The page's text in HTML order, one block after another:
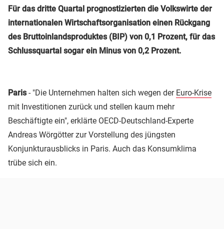
Für das dritte Quartal prognostizierten die Volkswirte der
internationalen Wirtschaftsorganisation einen Rückgang
des Bruttoinlandsproduktes (BIP) von 0,1 Prozent, für das
Schlussquartal sogar ein Minus von 0,2 Prozent.
Paris- "Die Unternehmen halten sich wegen der Euro-Krise
mit Investitionen zurück und stellen kaum mehr
Beschäftigte ein", erklärte OECD-Deutschland-Experte
Andreas Wörgötter zur Vorstellung des jüngsten
Konjunkturausblicks in Paris. Auch das Konsumklima
trübe sich ein.